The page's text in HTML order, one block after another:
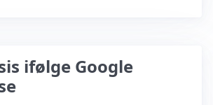
ifølge Google